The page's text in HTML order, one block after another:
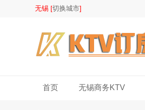
无锡 [切换城市]
首页 无锡商务KTV